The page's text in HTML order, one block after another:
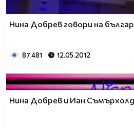
Нина Добрев говори на
87 481 12.05.2012
Нина Добрев и Иан